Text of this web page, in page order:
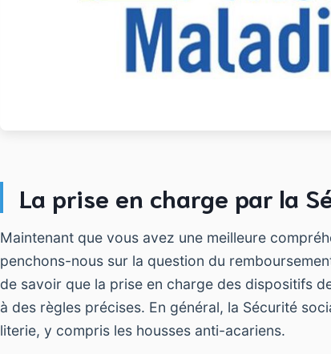
La prise en charge par la
Maintenant que vous avez une meilleure
penchons-nous sur la question du
de savoir que la prise en charge des dispositifs
à des règles précises. En général, la Sécurité
literie, y compris les housses anti-acariens.